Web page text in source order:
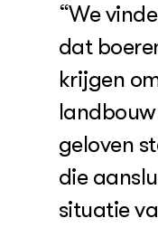
“We
dat
krijgen
geloven
die
situatie